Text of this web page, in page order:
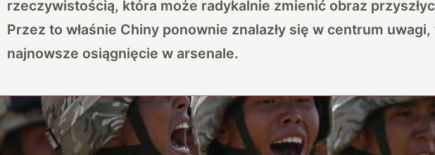
rzeczywistością, która może radykalnie zmienić obraz
Przez to właśnie Chiny ponownie znalazły się w centrum
najnowsze osiągnięcie w arsenale.